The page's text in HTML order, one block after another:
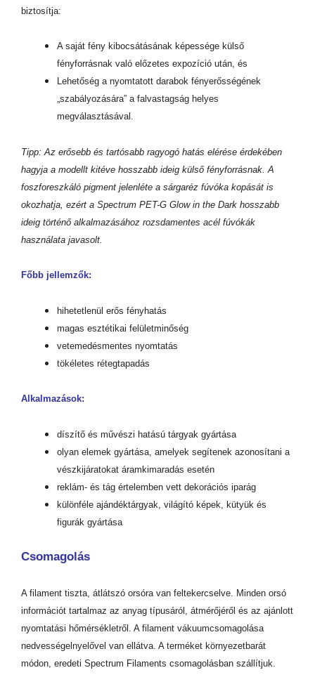
biztosítja:
A saját fény kibocsátásának képessége külső
fényforrásnak való előzetes expozíció után, és
Lehetőség a nyomtatott darabok fényerősségének
„szabályozására” a falvastagság helyes
megválasztásával.
Tipp: Az erősebb és tartósabb ragyogó hatás elérése érdekében
hagyja a modellt kitéve hosszabb ideig külső fényforrásnak. A
foszforeszkáló pigment jelenléte a sárgaréz fúvóka kopását is
okozhatja, ezért a Spectrum PET-G Glow in the Dark hosszabb
ideig történő alkalmazásához rozsdamentes acél fúvókák
használata javasolt.
Főbb jellemzők:
hihetetlenül erős fényhatás
magas esztétikai felületminőség
vetemedésmentes nyomtatás
tökéletes rétegtapadás
Alkalmazások:
díszítő és művészi hatású tárgyak gyártása
olyan elemek gyártása, amelyek segítenek azonosítani a
vészkijáratokat áramkimaradás esetén
reklám- és tág értelemben vett dekorációs iparág
különféle ajándéktárgyak, világító képek, kütyük és
figurák gyártása
Csomagolás
A filament tiszta, átlátszó orsóra van feltekercselve. Minden orsó
információt tartalmaz az anyag típusáról, átmérőjéről és az ajánlott
nyomtatási hőmérsékletről. A filament vákuumcsomagolása
nedvességelnyelővel van ellátva. A terméket környezetbarát
módon, eredeti Spectrum Filaments csomagolásban szállítjuk.